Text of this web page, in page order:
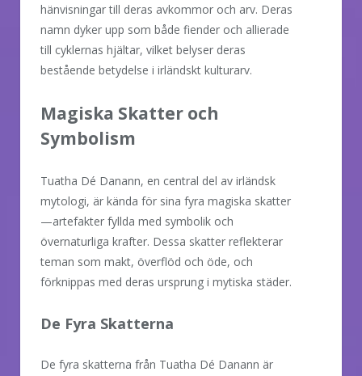
hänvisningar till deras avkommor och arv. Deras
namn dyker upp som både fiender och allierade
till cyklernas hjältar, vilket belyser deras
bestående betydelse i irländskt kulturarv.
Magiska Skatter och
Symbolism
Tuatha Dé Danann, en central del av irländsk
mytologi, är kända för sina fyra magiska skatter
—artefakter fyllda med symbolik och
övernaturliga krafter. Dessa skatter reflekterar
teman som makt, överflöd och öde, och
förknippas med deras ursprung i mytiska städer.
De Fyra Skatterna
De fyra skatterna från Tuatha Dé Danann är